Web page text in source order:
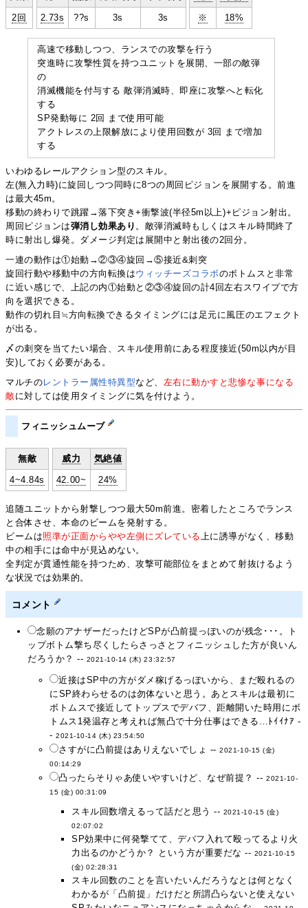
2回 2.73s ??s 3s 3s ※ 18%
高速で移動しつつ、ランスでの攻撃を行う
突進時に攻撃性質を持つユニットを展開、一部の敵弾
の
消滅機能を付与する 敵弾消滅時、即座に攻撃へと転化
する
SP発動毎に 2回 まで使用可能
アクトレスの上限解放により使用回数が 3回 まで増加
する
いわゆるレールアクション型のスキル。
左(無入力時)に旋回しつつ同時に8つの周回ピジョンを展開する。前進
は最大45m。
移動の終わりで跳躍→落下突き+衝撃波(半径5m以上)+ピジョン射出。
周回ピジョンは弾消し効果あり 。敵弾消滅時もしくはスキル時間終了
時に射出し爆発。ダメージ判定は展開中と射出後の2回分。
一連の動作は①始動→②③④旋回→⑤接近&刺突
旋回行動や移動中の方向転換はウィ ッチーズコラボのボトムスと非常
に近い感じで、上記の内①始動と②③④旋回の計4回左右スワイプで方
向を選択できる。
動作の切れ目≒方向転換できるタイミングには足元に風圧のエフェクト
が出る。
〆の刺突を当てたい場合、スキル使用前にある程度接近(50m以内が目
安)しておく必要がある。
マルチのレントラー属性特異型など、 左右に動かすと悲惨な事になる
敵に対しては使用タイミングに気を付けよう。
フィニッシュムーブ
無敵
4~4.84s
威力 気絶値
42.00~ 24%
追随ユニットから射撃しつつ最大50m前進。密着したところでランス
と合体させ、本命のビームを発射する。
ビームは照準が正面からやや左側にズレている上に誘導がなく、移動
中の相手には命中が見込めない。
全判定が貫通性能を持つため、攻撃可能部位をまとめて射抜けるよう
な状況では効果的。
コメント
念願のアナザーだったけどSPが凸前提っぽいのが残念･･･。ト
ップボトム撃ち尽くしたらさっさとフィニッシュした方が良いん
だろうか？ -- 2021-10-14 (木) 23:32:57
近接はSP中の方がダメ稼げるっぽいから、まだ殴れるの
にSP終わらせるのは勿体ないと思う。あとスキルは最初に
ボトムスで接近してトップスでデバフ、距離開いた時用にボ
トムス1発温存と考えれば無凸で十分仕事はできる…ﾄｲｲﾅｱ -
-2021-10-14 (木) 23:54:50
さすがに凸前提はありえないでしょ --2021-10-15 (金)
00:14:29
凸ったらそりゃあ使いやすいけど、なぜ前提？ -- 2021-10-
15 (金) 00:31:09
スキル回数増えるって話だと思う -- 2021-10-15 (金)
02:07:02
SP効果中に何発撃てて、デバフ入れて殴ってるより火
力出るのかどうか？ という方が重要だな -- 2021-10-15
(金) 02:28:31
スキル回数のことを言いたいんだろうなとは何となく
わかるが「凸前提」だけだと所謂凸らないと使えない